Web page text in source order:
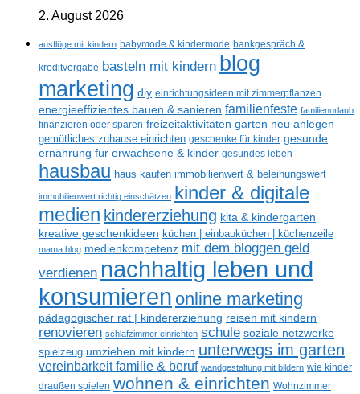
2. August 2026
ausflüge mit kindern babymode & kindermode bankgespräch &
kreditvergabe basteln mit kindern blog
marketing diy einrichtungsideen mit zimmerpflanzen
energieeffizientes bauen & sanieren familienfeste familienurlaub
finanzieren oder sparen freizeitaktivitäten garten neu anlegen
gemütliches zuhause einrichten geschenke für kinder gesunde
ernährung für erwachsene & kinder gesundes leben
hausbau haus kaufen immobilienwert & beleihungswert
immobilienwert richtig einschätzen kinder & digitale
medien kindererziehung kita & kindergarten
kreative geschenkideen küchen | einbauküchen | küchenzeile
mama blog medienkompetenz mit dem bloggen geld
verdienen nachhaltig leben und
konsumieren online marketing
pädagogischer rat | kindererziehung reisen mit kindern
renovieren schlafzimmer einrichten schule soziale netzwerke
spielzeug umziehen mit kindern unterwegs im garten
vereinbarkeit familie & beruf wandgestaltung mit bildern wie kinder
draußen spielen wohnen & einrichten Wohnzimmer